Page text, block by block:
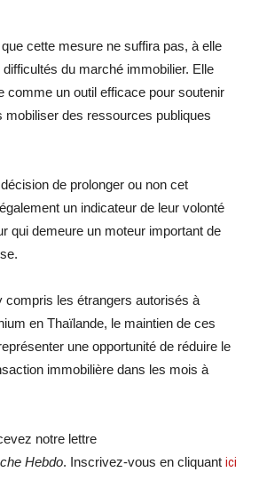
cette mesure ne suffira pas, à elle
du marché immobilier. Elle
comme un outil efficace pour soutenir
mobiliser des ressources publiques
de prolonger ou non cet
un indicateur de leur volonté
qui demeure un moteur important de
compris les étrangers autorisés à
en Thaïlande, le maintien de ces
une opportunité de réduire le
immobilière dans les mois à
notre lettre
Hebdo. Inscrivez-vous en cliquant ici